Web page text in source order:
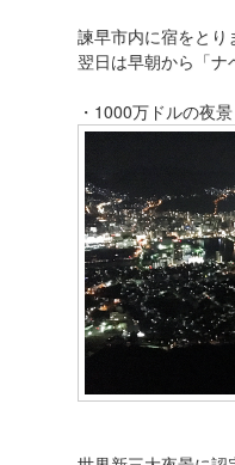
諫早市内に宿をとり
翌日は早朝から「ナ
・1000万ドルの夜景